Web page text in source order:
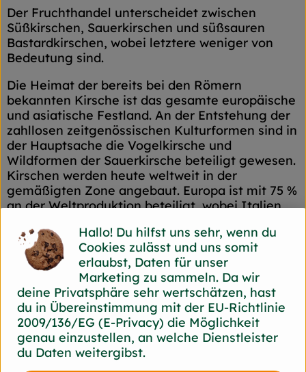
Der Fruchthandel unterscheidet zwischen
Süßkirschen, Sauerkirschen und süßsauren
Bastardkirschen, wobei letztere weniger von
Bedeutung sind.
Die Heimat der bereits bei den Römern
bekannten Kirsche ist das gesamte europäische
und asiatische Festland. An der Entstehung der
zahllosen zeitgenössischen Kulturformen sind in
der Hauptsache die Vogelkirsche und
Wildformen der Sauerkirsche beteiligt gewesen.
Kirschen werden heute weltweit in der
gemäßigten Zone angebaut. Europa ist mit 75 %
an der Weltproduktion beteiligt, wobei Italien
gewinnt der Anbau in den osteuropäischen
Staaten. Obwohl die heimische Ernte beachtlich
ist, werden noch erhebliche Mengen importiert,
u. a. aus Italien, Frankreich, Griechenland und
Ungarn.
Die Hauptsaison für Kirschen ist bei uns
Juni/Juli.
Die Heimat der bereits bei den Römern
bekannten Kirsche ist das gesamte europäische
Hallo! Du hilfst uns sehr, wenn du
Cookies zulässt und uns somit
erlaubst, Daten für unser
Marketing zu sammeln. Da wir
deine Privatsphäre sehr wertschätzen, hast
du in Übereinstimmung mit der EU-Richtlinie
2009/136/EG (E-Privacy) die Möglichkeit
genau einzustellen, an welche Dienstleister
du Daten weitergibst.